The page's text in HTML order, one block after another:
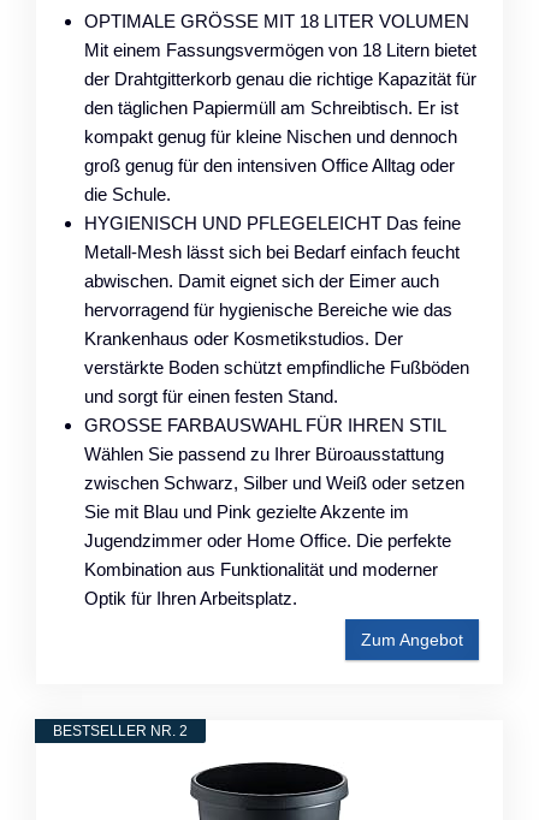
OPTIMALE GRÖSSE MIT 18 LITER VOLUMEN
Mit einem Fassungsvermögen von 18 Litern bietet
der Drahtgitterkorb genau die richtige Kapazität für
den täglichen Papiermüll am Schreibtisch. Er ist
kompakt genug für kleine Nischen und dennoch
groß genug für den intensiven Office Alltag oder
die Schule.
HYGIENISCH UND PFLEGELEICHT Das feine
Metall-Mesh lässt sich bei Bedarf einfach feucht
abwischen. Damit eignet sich der Eimer auch
hervorragend für hygienische Bereiche wie das
Krankenhaus oder Kosmetikstudios. Der
verstärkte Boden schützt empfindliche Fußböden
und sorgt für einen festen Stand.
GROSSE FARBAUSWAHL FÜR IHREN STIL
Wählen Sie passend zu Ihrer Büroausstattung
zwischen Schwarz, Silber und Weiß oder setzen
Sie mit Blau und Pink gezielte Akzente im
Jugendzimmer oder Home Office. Die perfekte
Kombination aus Funktionalität und moderner
Optik für Ihren Arbeitsplatz.
Zum Angebot
BESTSELLER NR. 2